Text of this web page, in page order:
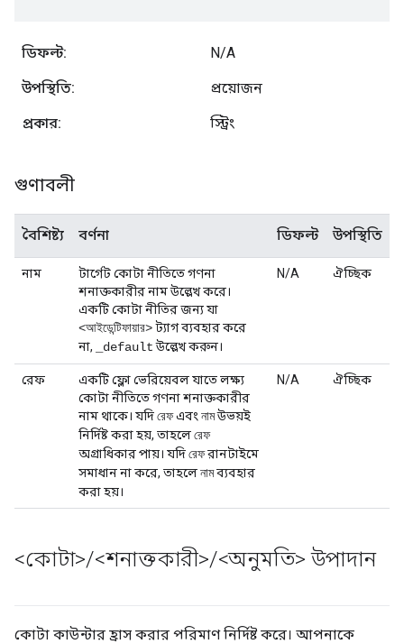
ডিফল্ট: N/A
উপস্থিতি: প্রয়োজন
প্রকার: স্ট্রিং
গুণাবলী
বৈশিষ্ট্য বর্ণনা ডিফল্ট উপস্থিতি
নাম
টার্গেট কোটা নীতিতে গণনা
শনাক্তকারীর নাম উল্লেখ করে।
একটি কোটা নীতির জন্য যা
<আইডেন্টিফায়ার>ট্যাগ ব্যবহার করে
না,
_defaultউল্লেখ করুন।
N/A ঐচ্ছিক
রেফ
একটি ফ্লো ভেরিয়েবল যাতে লক্ষ্য
কোটা নীতিতে গণনা শনাক্তকারীর
নাম থাকে। যদিরেফএবং নামউভয়ই
নির্দিষ্ট করা হয়, তাহলেরেফ
অগ্রাধিকার পায়। যদিরেফরানটাইমে
সমাধান না করে, তাহলেনামব্যবহার
করা হয়।
N/A ঐচ্ছিক
<কোটা>/<শনাক্তকারী>/<অনুমতি> উপাদান
কোটা কাউন্টার হ্রাস করার পরিমাণ নির্দিষ্ট করে। আপনাকে